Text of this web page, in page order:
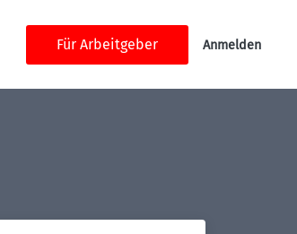
Für Arbeitgeber Anmelden